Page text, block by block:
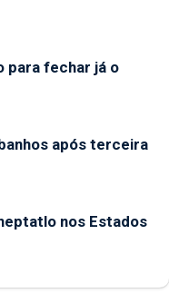
para fechar já o
após terceira
nos Estados